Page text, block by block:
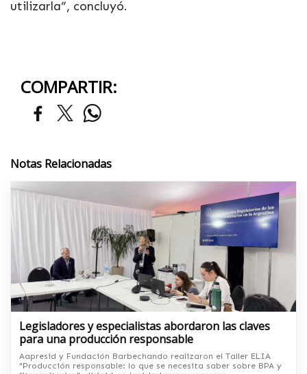
utilizarla”, concluyó.
COMPARTIR:
Notas Relacionadas
Legisladores y especialistas abordaron las claves
para una producción responsable
Aapresid y Fundación Barbechando realizaron el Taller ELIA
"Producción responsable: lo que se necesita saber sobre BPA y